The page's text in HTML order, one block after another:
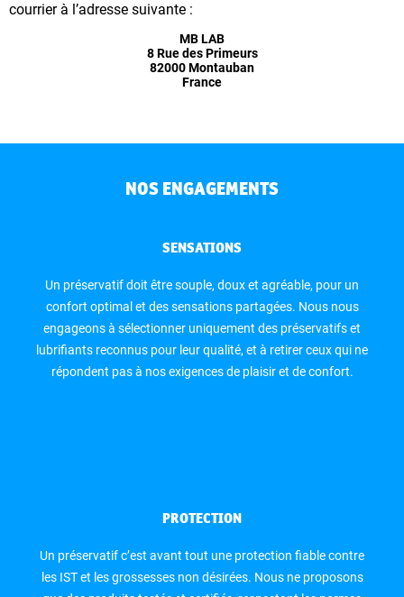
courrier à l’adresse suivante :
MB LAB
8 Rue des Primeurs
82000 Montauban
France
NOS ENGAGEMENTS
SENSATIONS
Un préservatif doit être souple, doux et agréable, pour un
confort optimal et des sensations partagées. Nous nous
engageons à sélectionner uniquement des préservatifs et
lubrifiants reconnus pour leur qualité, et à retirer ceux qui ne
répondent pas à nos exigences de plaisir et de confort.
PROTECTION
Un préservatif c’est avant tout une protection fiable contre
les IST et les grossesses non désirées. Nous ne proposons